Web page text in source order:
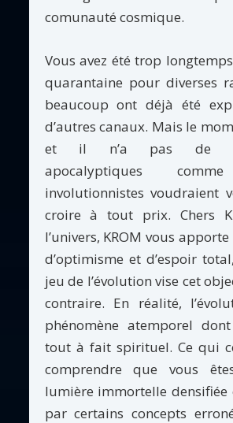
comunauté cosmique.
Vous avez été trop
quarantaine pour diverses
beaucoup ont déjà été
d’autres canaux. Mais le
et il n’a pas de
apocalyptiques
involutionnistes voudraient
croire à tout prix. Chers
l’univers, KROM vous
d’optimisme et d’espoir
jeu de l’évolution vise cet
contraire. En réalité,
phénomène atemporel
tout à fait spirituel. Ce qui
comprendre que vous
lumière immortelle densifiée
par certains concepts